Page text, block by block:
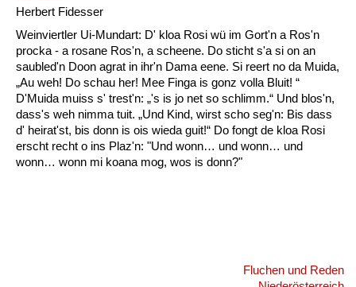
Herbert Fidesser
Weinviertler Ui-Mundart: D' kloa Rosi wü im Gort'n a Ros'n
procka - a rosane Ros'n, a scheene. Do sticht s'a si on an
saubled'n Doon agrat in ihr'n Dama eene. Si reert no da Muida,
„Au weh! Do schau her! Mee Finga is gonz volla Bluit! “
D'Muida muiss s' trest'n: „'s is jo net so schlimm.“ Und blos'n,
dass's weh nimma tuit. „Und Kind, wirst scho seg'n: Bis dass
d' heirat'st, bis donn is ois wieda guit!“ Do fongt de kloa Rosi
erscht recht o ins Plaz'n: "Und wonn… und wonn… und
wonn… wonn mi koana mog, wos is donn?"
Fluchen und Reden